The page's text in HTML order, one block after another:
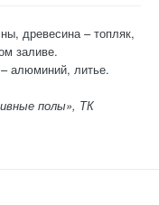
древесина – топляк,
заливе.
алюминий, литье.
полы», ТК